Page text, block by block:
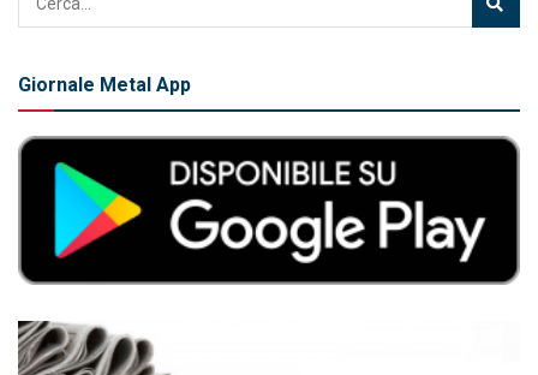
Giornale Metal App